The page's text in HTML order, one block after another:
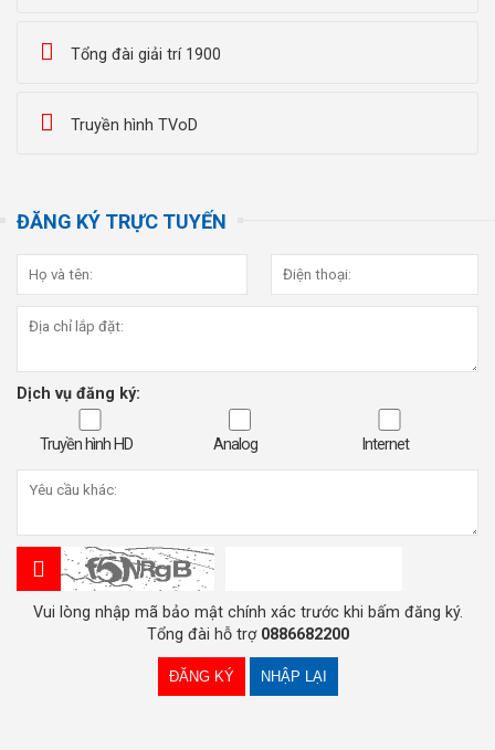
Tổng đài giải trí 1900
Truyền hình TVoD
ĐĂNG KÝ TRỰC TUYẾN
Dịch vụ đăng ký:
Truyền hình HD Analog Internet
Vui lòng nhập mã bảo mật chính xác trước khi bấm đăng ký.
Tổng đài hỗ trợ 0886682200